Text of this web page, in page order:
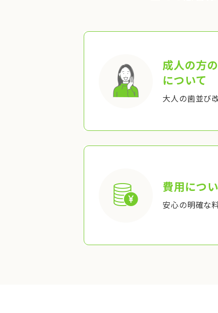
成人の方
について
大人の歯並び
費用につ
安心の明確な